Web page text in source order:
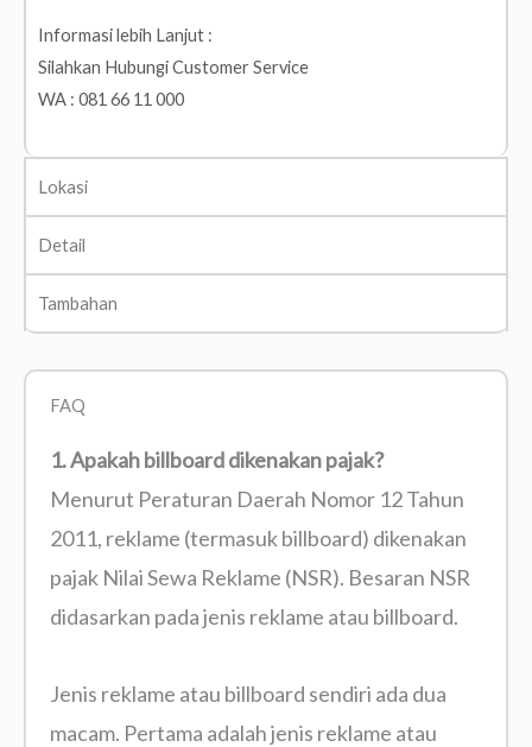
Informasi lebih Lanjut :
Silahkan Hubungi Customer Service
WA : 081 66 11 000
Lokasi
Detail
Tambahan
FAQ
1. Apakah billboard dikenakan pajak?
Menurut Peraturan Daerah Nomor 12 Tahun
2011, reklame (termasuk billboard) dikenakan
pajak Nilai Sewa Reklame (NSR). Besaran NSR
didasarkan pada jenis reklame atau billboard.
Jenis reklame atau billboard sendiri ada dua
macam. Pertama adalah jenis reklame atau